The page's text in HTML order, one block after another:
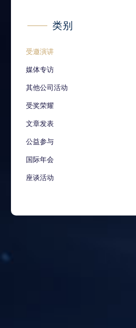
类别
受邀演讲
媒体专访
其他公司活动
受奖荣耀
文章发表
公益参与
国际年会
座谈活动